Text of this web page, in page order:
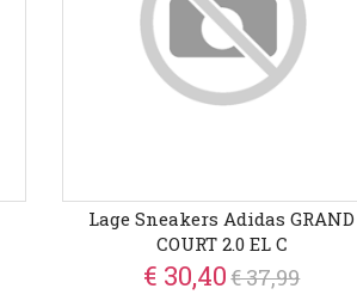
Lage Sneakers Adidas GRAND
COURT 2.0 EL C
€ 30,40€ 37,99